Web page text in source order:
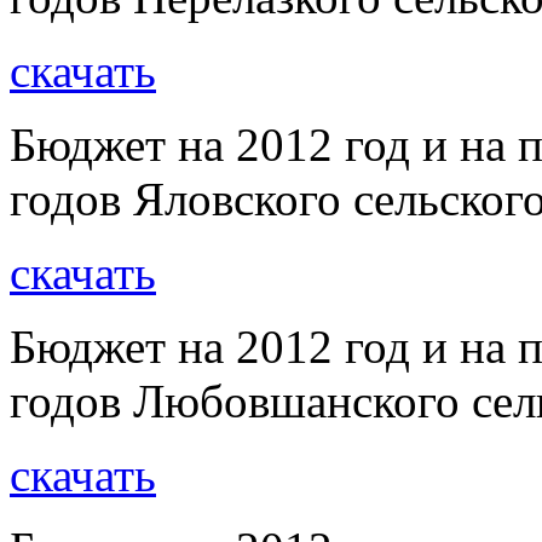
скачать
Бюджет на 2012 год и на
годов Яловского
скачать
Бюджет на 2012 год и на
годов Любовшанского
скачать